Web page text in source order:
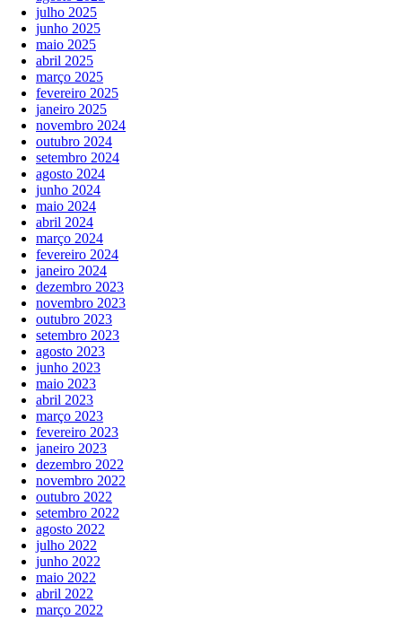
julho 2025
junho 2025
maio 2025
abril 2025
março 2025
fevereiro 2025
janeiro 2025
novembro 2024
outubro 2024
setembro 2024
agosto 2024
junho 2024
maio 2024
abril 2024
março 2024
fevereiro 2024
janeiro 2024
dezembro 2023
novembro 2023
outubro 2023
setembro 2023
agosto 2023
junho 2023
maio 2023
abril 2023
março 2023
fevereiro 2023
janeiro 2023
dezembro 2022
novembro 2022
outubro 2022
setembro 2022
agosto 2022
julho 2022
junho 2022
maio 2022
abril 2022
março 2022